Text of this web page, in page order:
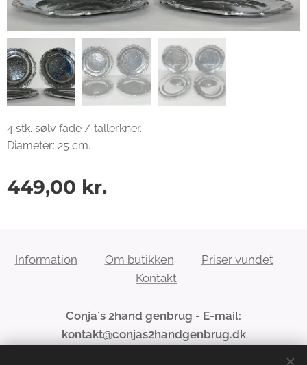
4 stk. sølv fade / tallerkner.
Diameter: 25 cm.
449,00 kr.
Information Om butikken
Priser vundet
Kontakt
Conja´s 2hand genbrug - E-mail:
kontakt@conjas2handgenbrug.dk